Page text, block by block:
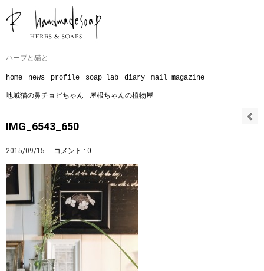
ハーブと猫と
home news profile soap lab diary mail magazine
地域猫の鼻チョビちゃん 屋根ちゃんの植物屋
IMG_6543_650
2015/09/15 コメント : 0